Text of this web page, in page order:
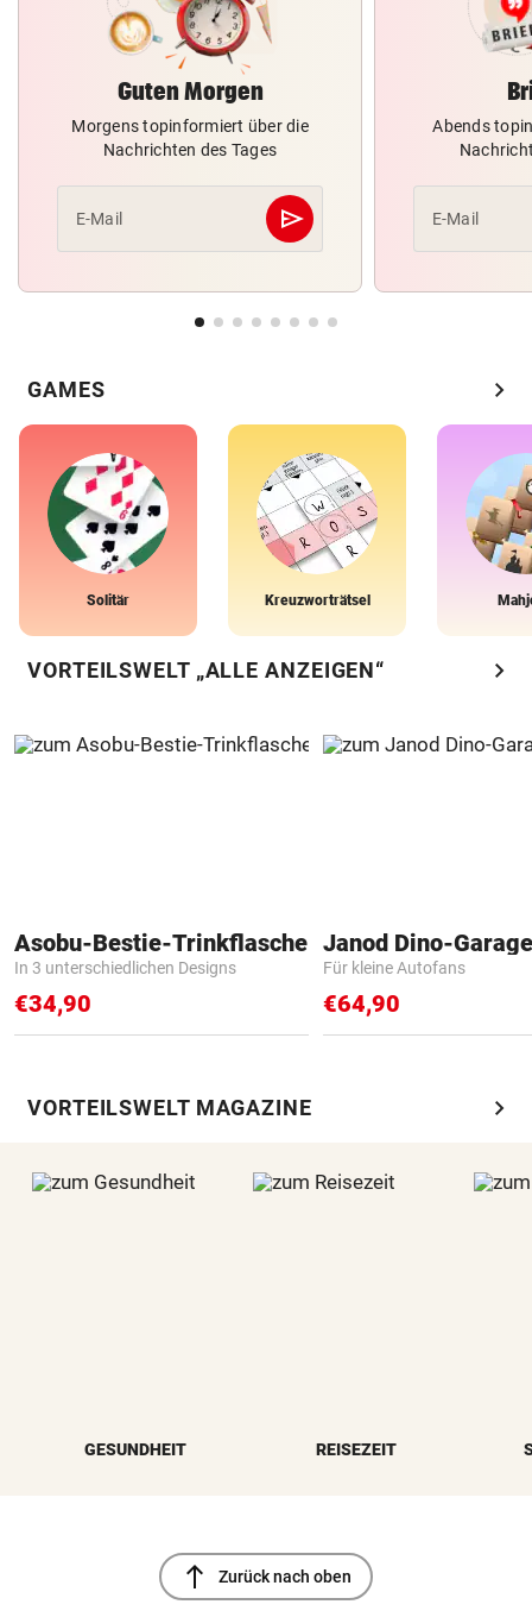
Guten Morgen
Morgens topinformiert über die
Nachrichten des Tages
E-Mail send
Abschicken
Abends
E-Mail
GAMES chevron_right
Solitär Kreuzworträtsel
VORTEILSWELT „ALLE ANZEIGEN“ chevron_right
Asobu-Bestie-Trinkflasche
In 3 unterschiedlichen Designs
€34,90
Janod Dino-Garage
Für kleine Autofans
€64,90
VORTEILSWELT MAGAZINE chevron_right
GESUNDHEIT REISEZEIT
north Zurück nach oben